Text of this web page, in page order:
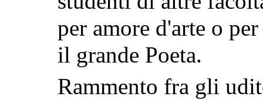
per amore d'arte o
il grande Poeta.
Rammento fra gli